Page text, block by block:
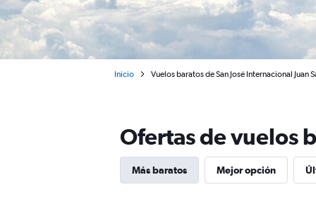
Inicio Vuelos baratos de San José Internacional Juan
Ofertas de vuelos
Más baratos Mejor opción